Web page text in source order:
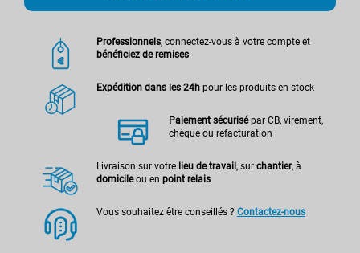
Professionnels, connectez-vous à votre compte et
bénéficiez de remises
Expédition dans les 24h pour les produits en stock
Paiement sécurisépar CB, virement,
chèque ou refacturation
Livraison sur votre lieu de travail, sur chantier, à
domicileou en point relais
Vous souhaitez être conseillés ? Contactez-nous